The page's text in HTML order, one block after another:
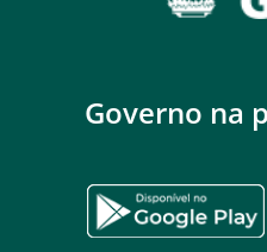
Governo na